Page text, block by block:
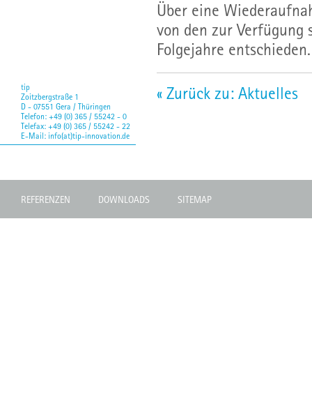
tip
Zoitzbergstraße 1
D - 07551 Gera / Thüringen
Telefon: +49 (0) 365 / 55242 - 0
Telefax: +49 (0) 365 / 55242 - 22
E-Mail: info(at)tip-innovation.de
Über eine
von den zur
Folgejahre entschieden.
« Zurück zu: Aktuelles
REFERENZEN DOWNLOADS SITEMAP